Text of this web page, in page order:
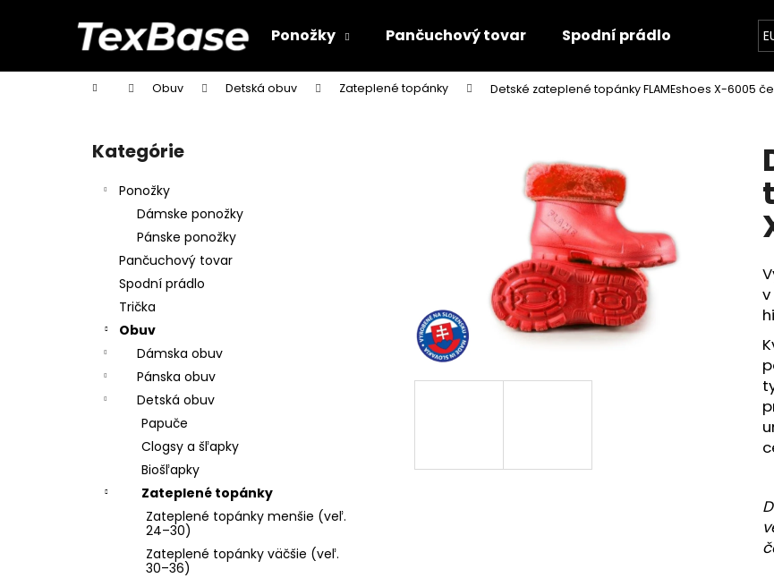
Ponožky Pančuchový tovar Spodní prádlo
Domov Obuv Detská obuv Zateplené topánky Detské zateplené topánky FLAMEshoes X-6005
Preskočiť
kategórie
Kategórie
Ponožky
Dámske ponožky
Pánske ponožky
Pančuchový tovar
Spodní prádlo
Trička
Obuv
Dámska obuv
Pánska obuv
Detská obuv
Papuče
Clogsy a šľapky
Biošľapky
Zateplené topánky
Zateplené topánky menšie (veľ.
24–30)
Zateplené topánky väčšie (veľ.
30–36)
í
Späť
do
Späť
do
Čo potrebujete nájsť?
Odporúčame